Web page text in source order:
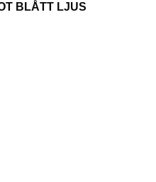
BLÅTT LJUS